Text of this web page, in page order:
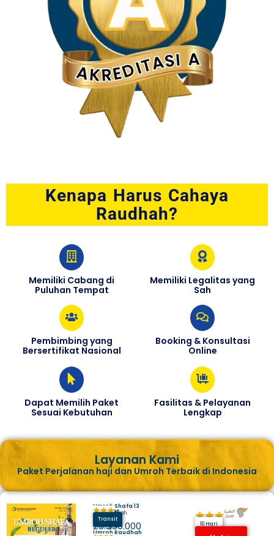
Kenapa Harus Cahaya
Raudhah?
Memiliki Cabang di
Puluhan Tempat
Pembimbing yang
Bersertifikat Nasional
Dapat Memilih Paket
Sesuai Kebutuhan
Memiliki Legalitas yang
Sah
Booking & Konsultasi
Online
Fasilitas & Pelayanan
Lengkap
Layanan Kami
Paket Perjalanan haji dan Umroh Terbaik di Indonesia
Umroh Shafa 13
Juli 2025
Hotel Makkah
Transit
Harga
25.350.000
Umroh Raudhah
Madinah
10 Hari